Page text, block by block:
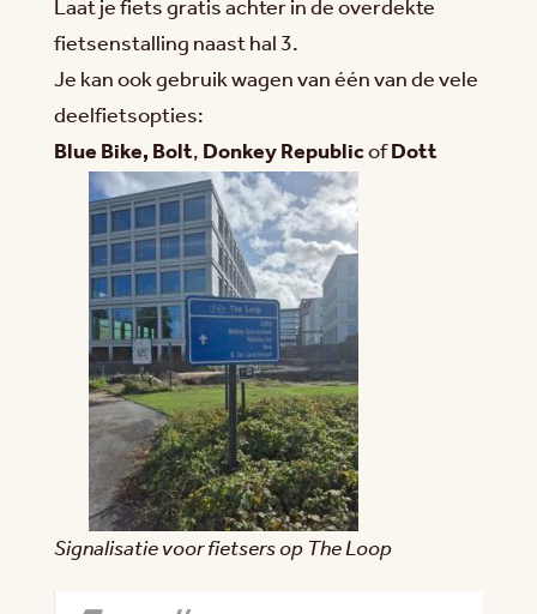
Laat je fiets gratis achter in de overdekte
fietsenstalling naast hal 3.
Je kan ook gebruik wagen van één van de vele
deelfietsopties:
Blue Bike,Bolt,Donkey RepublicofDott
Signalisatie voor fietsers op The Loop